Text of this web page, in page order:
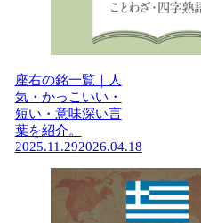
座右の銘一覧｜人
気・かっこいい・
短い・意味深い言
葉を紹介。
2025.11.292026.04.18